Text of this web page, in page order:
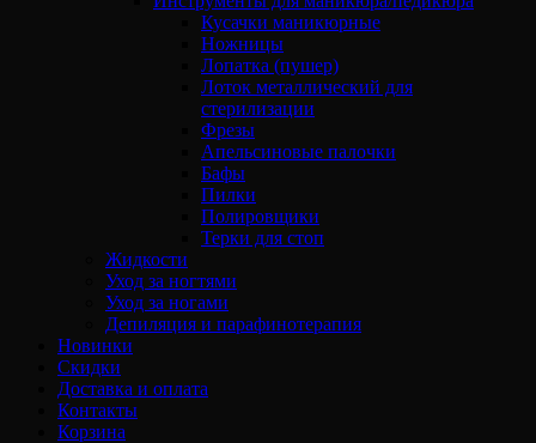
Кусачки маникюрные
Ножницы
Лопатка (пушер)
Лоток металлический для
стерилизации
Фрезы
Апельсиновые палочки
Бафы
Пилки
Полировщики
Терки для стоп
Жидкости
Уход за ногтями
Уход за ногами
Депиляция и парафинотерапия
Новинки
Скидки
Доставка и оплата
Контакты
Корзина